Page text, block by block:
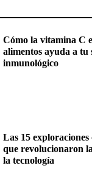
Cómo la vitamina C
alimentos ayuda a tu
inmunológico
Las 15 exploraciones
que revolucionaron
la tecnología